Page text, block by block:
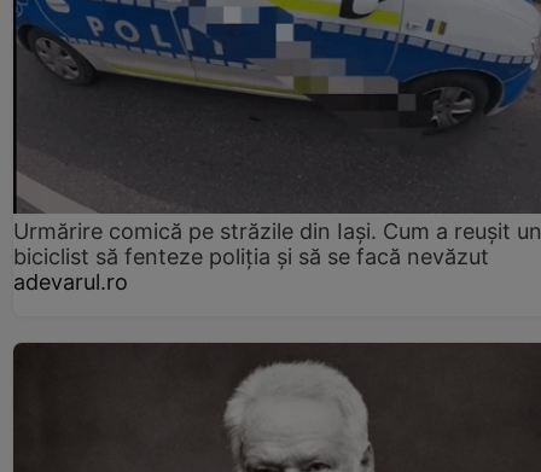
Urmărire comică pe străzile din Iași. Cum a reușit un
biciclist să fenteze poliția și să se facă nevăzut
adevarul.ro